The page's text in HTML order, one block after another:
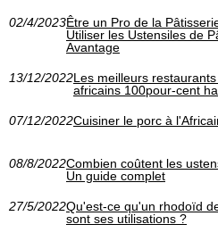
02/4/2023Être un Pro de la
Utiliser les Ustensiles de
Avantage
13/12/2022Les meilleurs
africains 100pour-cent
07/12/2022Cuisiner le porc à
08/8/2022Combien coûtent les
Un guide complet
27/5/2022Qu'est-ce qu'un rhodoïd
sont ses utilisations ?